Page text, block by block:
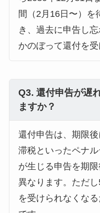
間（2月16日〜）を
き、過去に申告し
かのぼって還付を受
Q3. 還付申告が遅
ますか？
還付申告は、期限
滞税といったペナ
が生じる申告を期
異なります。ただ
を受けられなくな